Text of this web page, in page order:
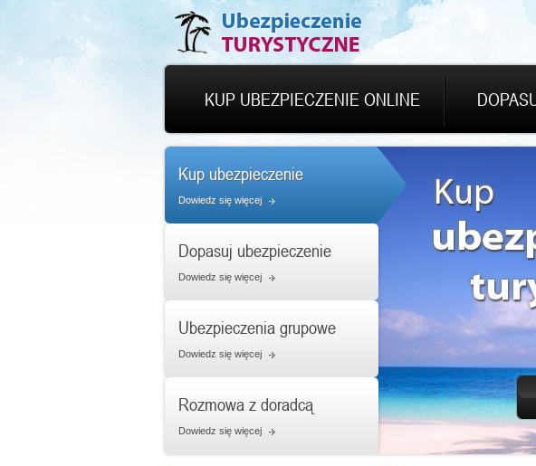
KUP UBEZPIECZENIE ONLINE
Kup ubezpieczenie
Dowiedz się więcej
Dopasuj ubezpieczenie
Dowiedz się więcej
Ubezpieczenia grupowe
Dowiedz się więcej
Rozmowa z doradcą
Dowiedz się więcej